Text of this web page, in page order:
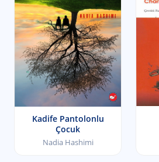
Kadife Pantolonlu
Çocuk
Nadia Hashimi